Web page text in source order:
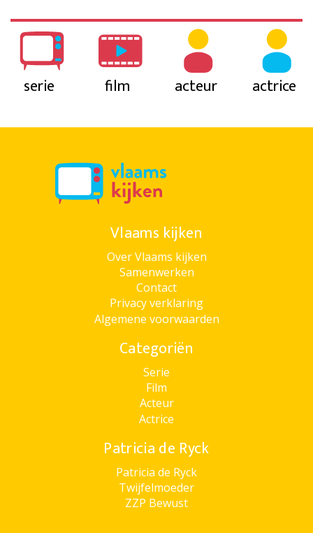
serie film acteur actrice
Vlaams kijken
Over Vlaams kijken
Samenwerken
Contact
Privacy verklaring
Algemene voorwaarden
Categoriën
Serie
Film
Acteur
Actrice
Patricia de Ryck
Patricia de Ryck
Twijfelmoeder
ZZP Bewust